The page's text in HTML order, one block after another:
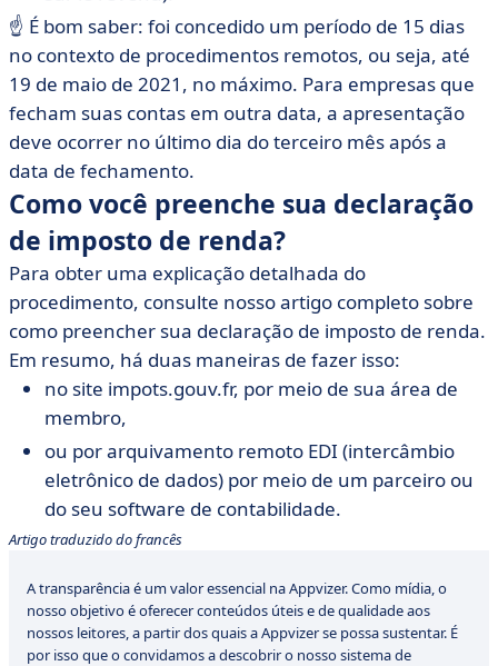
☝️ É bom saber: foi concedido um período de 15 dias
no contexto de procedimentos remotos, ou seja, até
19 de maio de 2021, no máximo. Para empresas que
fecham suas contas em outra data, a apresentação
deve ocorrer no último dia do terceiro mês após a
data de fechamento.
Como você preenche sua declaração
de imposto de renda?
Para obter uma explicação detalhada do
procedimento, consulte nosso artigo completo sobre
como preencher sua declaração de imposto de renda.
Em resumo, há duas maneiras de fazer isso:
no site impots.gouv.fr, por meio de sua área de
membro,
ou por arquivamento remoto EDI (intercâmbio
eletrônico de dados) por meio de um parceiro ou
do seu software de contabilidade.
Artigo traduzido do francês
A transparência é um valor essencial na Appvizer. Como mídia, o
nosso objetivo é oferecer conteúdos úteis e de qualidade aos
nossos leitores, a partir dos quais a Appvizer se possa sustentar. É
por isso que o convidamos a descobrir o nosso sistema de